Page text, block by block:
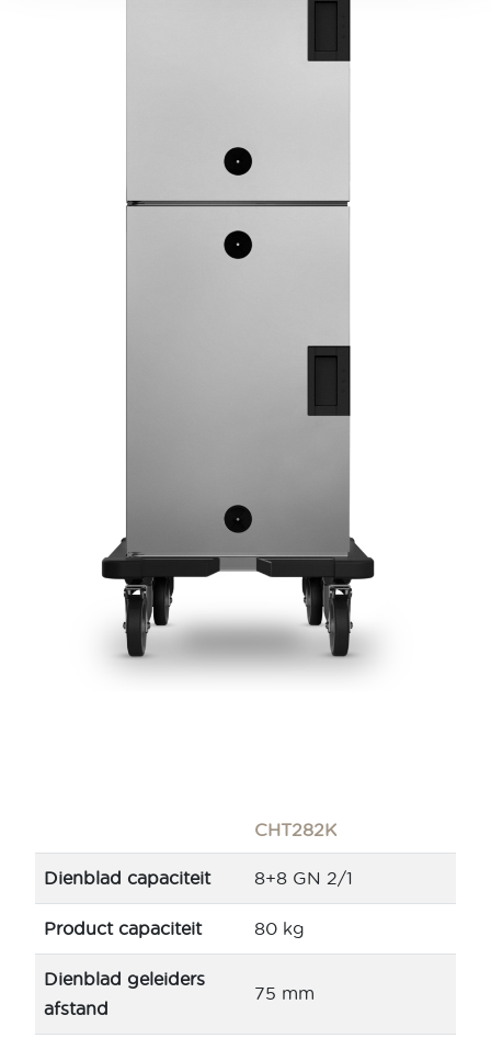
CHT282K
Dienblad capaciteit 8+8 GN 2/1
Product capaciteit 80 kg
Dienblad geleiders
afstand
75 mm